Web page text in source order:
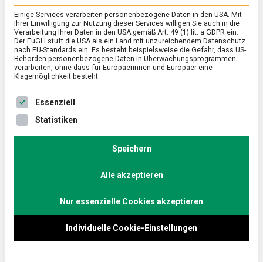
POLITIK/WIRTSCHAFT/ WISSEN
Ampel, Torten, Waben: Modelle für eine
Nährwertkennzeichnung vorne auf
Lebensmitteln in der Diskussion
29. Mai 2019
auf
Lebensmitteln
in
Die Debatte um die Erweiterung der
Nährwertkennzeichnung um eine visuell arbeitende
Besonders im Vordergrund stehen dabei aktuell drei
Einige Services verarbeiten personenbezogene Daten in den USA. Mit
Ihrer Einwilligung zur Nutzung dieser Services willigen Sie auch in die
Verarbeitung Ihrer Daten in den USA gemäß Art. 49 (1) lit. a GDPR ein.
Der EuGH stuft die USA als ein Land mit unzureichendem Datenschutz
nach EU-Standards ein. Es besteht beispielsweise die Gefahr, dass US-
Behörden personenbezogene Daten in Überwachungsprogrammen
verarbeiten, ohne dass für Europäerinnen und Europäer eine
Klagemöglichkeit besteht.
Es folgt eine Liste der Service-Gruppen, für die eine
Essenziell
Statistiken
Speichern
Alle akzeptieren
Nur essenzielle Cookies akzeptieren
Individuelle Cookie-Einstellungen